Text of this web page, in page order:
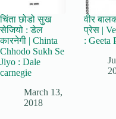
चिंता छोडो सुख
सेजियो : डेल
कारनेगी | Chinta
Chhodo Sukh Se
Jiyo : Dale
carnegie
March 13,
2018
वीर
प्रेस |
: Geeta